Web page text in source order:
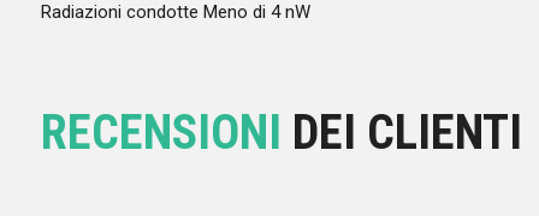
Radiazioni condotte Meno di 4 nW
RECENSIONI DEI CLIENTI